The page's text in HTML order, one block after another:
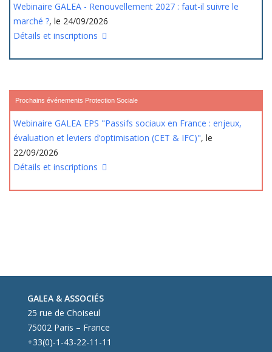
Webinaire GALEA - Renouvellement 2027 : faut-il suivre le
marché ?, le 24/09/2026
Détails et inscriptions
Prochains événements Protection Sociale
Webinaire GALEA EPS "Passifs sociaux en France : enjeux,
évaluation et leviers d’optimisation (CET & IFC)", le
22/09/2026
Détails et inscriptions
GALEA & ASSOCIÉS
25 rue de Choiseul
75002 Paris – France
+33(0)-1-43-22-11-11